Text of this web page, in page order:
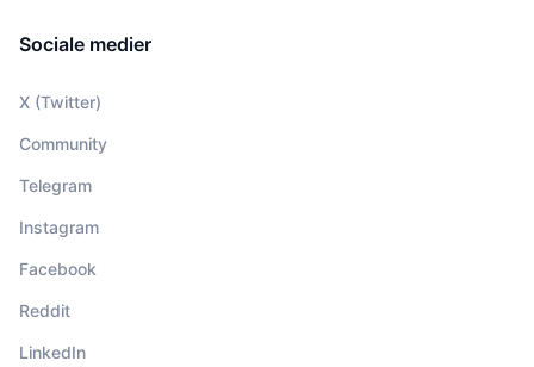
Sociale medier
X (Twitter)
Community
Telegram
Instagram
Facebook
Reddit
LinkedIn